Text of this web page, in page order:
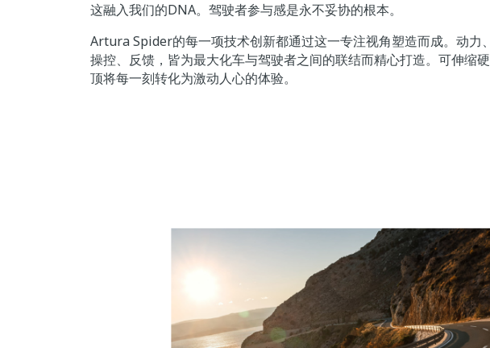
这融入我们的DNA。驾驶者参与感是永不妥协的根本。
Artura Spider的每一项技术创新都通过这一专注视角塑造而成。动力、
操控、反馈，皆为最大化车与驾驶者之间的联结而精心打造。可伸缩硬
顶将每一刻转化为激动人心的体验。